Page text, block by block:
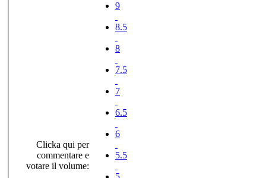
Clicka qui per
commentare e
votare il volume:
9
8.5
8
7.5
7
6.5
6
5.5